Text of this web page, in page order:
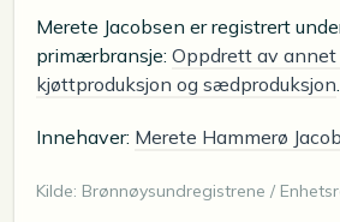
Merete Jacobsen er registrert
primærbransje: Oppdrett av
kjøttproduksjon og sædproduksjon
Innehaver: Merete Hammerø
Kilde: Brønnøysundregistrene /